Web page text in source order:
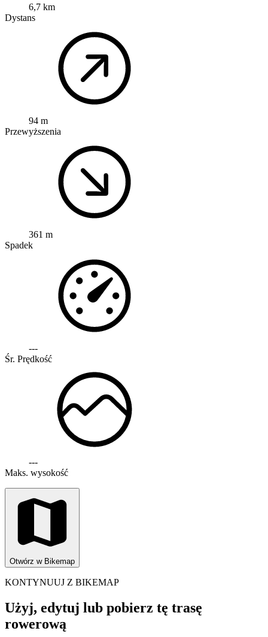
6,7 km
Dystans
94 m
Przewyższenia
361 m
Spadek
---
Śr. Prędkość
---
Maks. wysokość
Otwórz w Bikemap
KONTYNUUJ Z BIKEMAP
Użyj, edytuj lub pobierz tę trasę
rowerową